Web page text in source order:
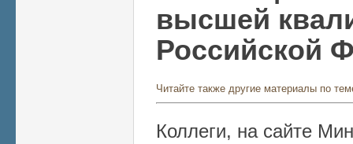
высшей
Российской
Читайте также другие материалы по
Коллеги, на сайте